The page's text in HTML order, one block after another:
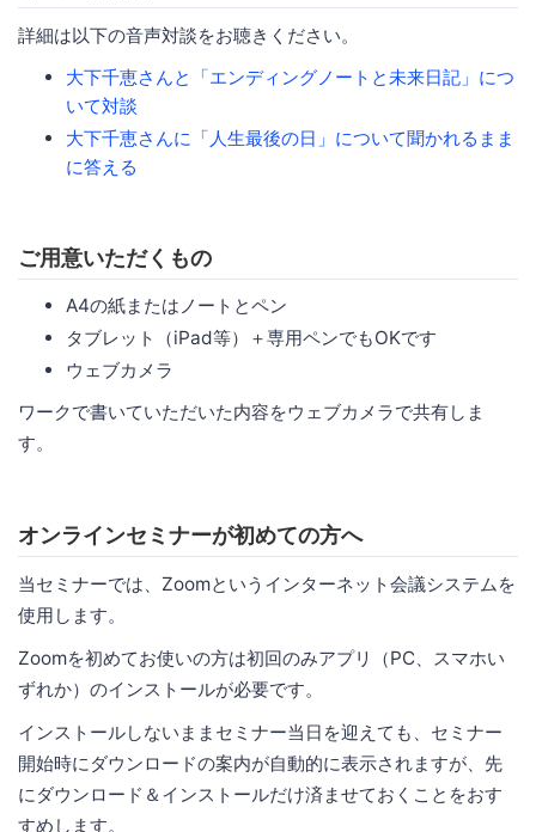
詳細は以下の音声対談をお聴きください。
大下千恵さんと「エンディングノートと未来日記」につ
いて対談
大下千恵さんに「人生最後の日」について聞かれるまま
に答える
ご用意いただくもの
A4の紙またはノートとペン
タブレット（iPad等）＋専用ペンでもOKです
ウェブカメラ
ワークで書いていただいた内容をウェブカメラで共有しま
す。
オンラインセミナーが初めての方へ
当セミナーでは、Zoomというインターネット会議システムを
使用します。
Zoomを初めてお使いの方は初回のみアプリ（PC、スマホい
ずれか）のインストールが必要です。
インストールしないままセミナー当日を迎えても、セミナー
開始時にダウンロードの案内が自動的に表示されますが、先
にダウンロード＆インストールだけ済ませておくことをおす
すめします。